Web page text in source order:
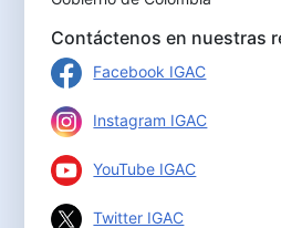
Contáctenos en nuestras
Facebook IGAC
Instagram IGAC
YouTube IGAC
Twitter IGAC